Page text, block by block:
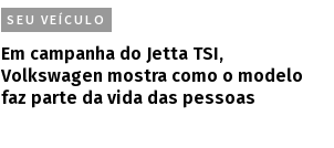
SEU VEÍCULO
Em campanha do Jetta TSI,
Volkswagen mostra como o modelo
faz parte da vida das pessoas